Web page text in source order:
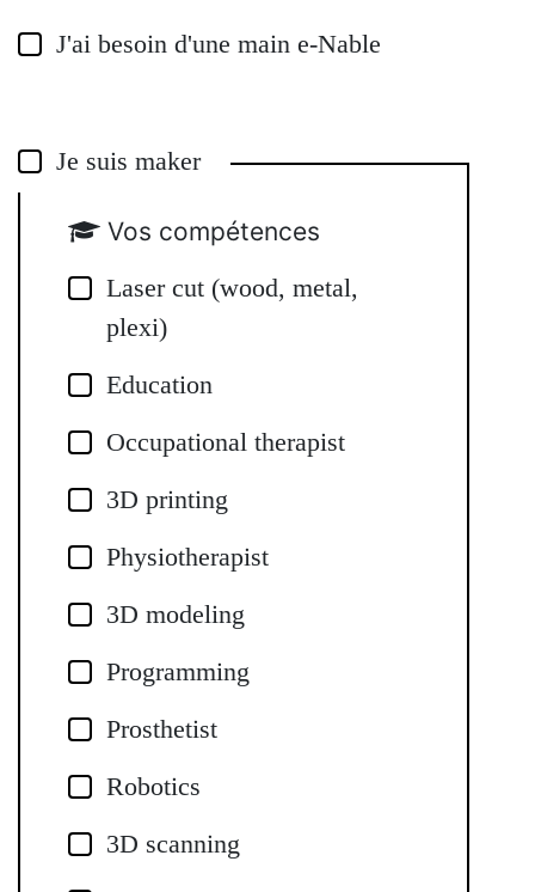
J'ai besoin d'une main e-Nable
Je suis maker
Vos compétences
Laser cut (wood, metal,
plexi)
Education
Occupational therapist
3D printing
Physiotherapist
3D modeling
Programming
Prosthetist
Robotics
3D scanning